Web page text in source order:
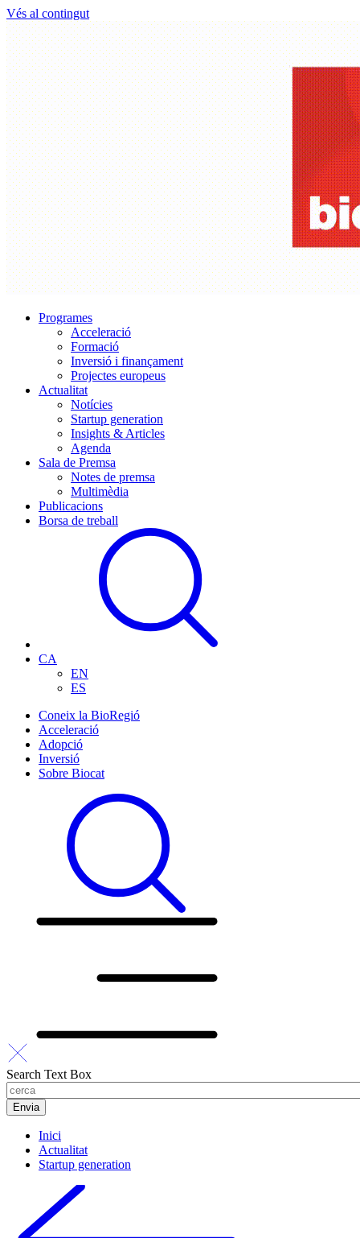
Vés al contingut
Programes
Acceleració
Formació
Inversió i finançament
Projectes europeus
Actualitat
Notícies
Startup generation
Insights & Articles
Agenda
Sala de Premsa
Notes de premsa
Multimèdia
Publicacions
Borsa de treball
CA
EN
ES
Coneix la BioRegió
Acceleració
Adopció
Inversió
Sobre Biocat
Search Text Box
Inici
Actualitat
Startup generation